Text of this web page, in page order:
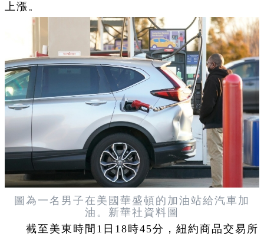
上漲。
圖為一名男子在美國華盛頓的加油站給汽車加
油。新華社資料圖
截至美東時間1日18時45分，紐約商品交易所